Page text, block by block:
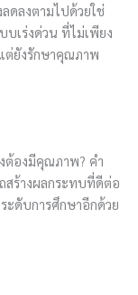
ดลงตามไปด้วยใช่
บเร่งด่วน ที่ไม่เพียง
ต่ยังรักษาคุณภาพ
ต้องมีคุณภาพ? คำ
สร้างผลกระทบที่ดีต่อ
ดับการศึกษาอีกด้วย